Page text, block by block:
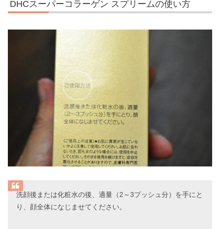
DHCスーパーコラーゲン スプリームの使い方
洗顔後または化粧水の後、適量（2～3プッシュ分）を手にと
り、顔全体になじませてください。